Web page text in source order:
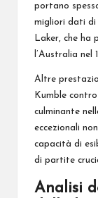
portano
migliori dati di
Laker, che ha
l’Australia nel
Altre
Kumble
culminante
eccezionali
capacità di
di partite
Analisi